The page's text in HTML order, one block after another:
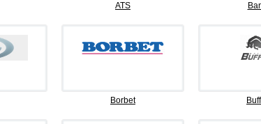
ATS
Borbet